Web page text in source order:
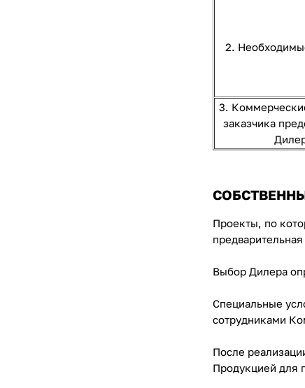
2.
3.
заказчика
Проекты, по
Выбор Дилера
Специальные
сотрудниками
После
Продукцией для